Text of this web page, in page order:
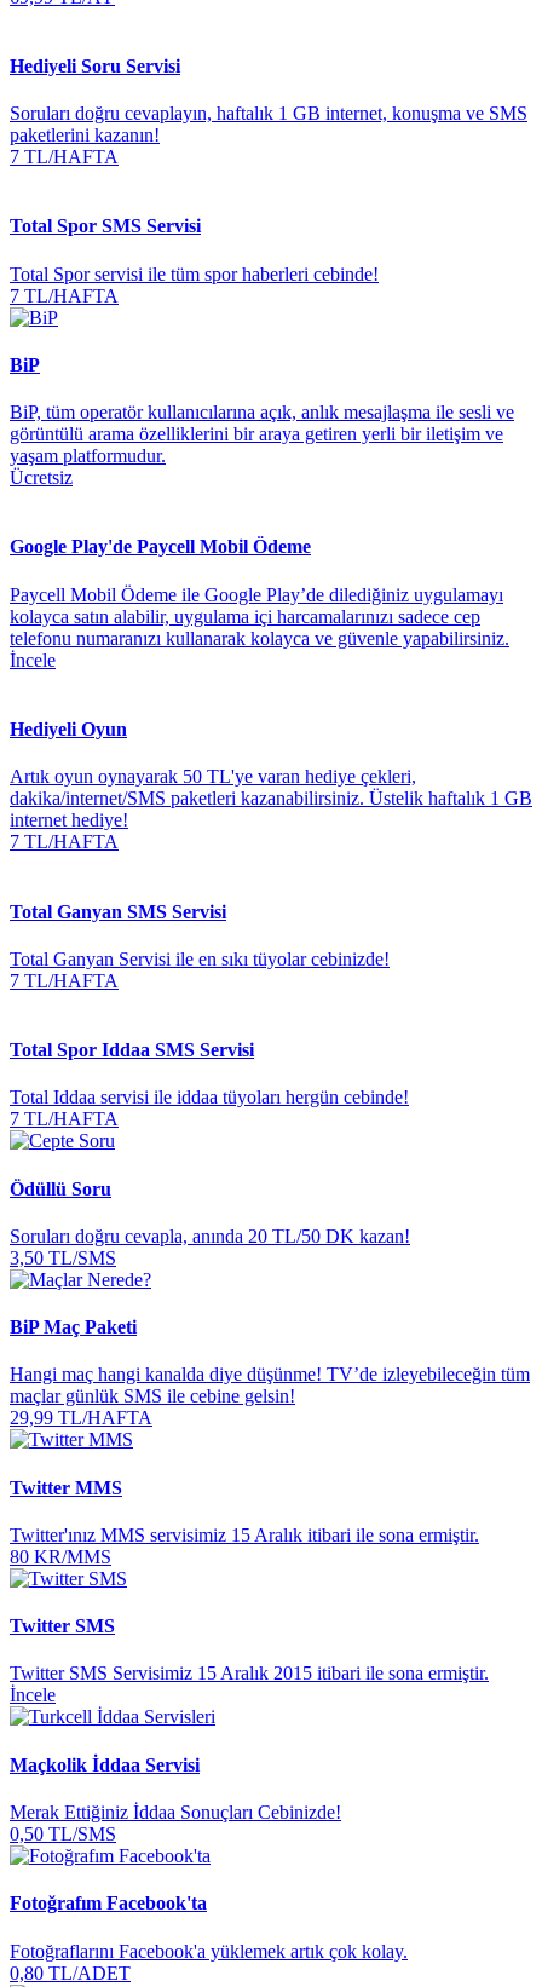
Hediyeli Soru Servisi
Soruları doğru cevaplayın, haftalık 1 GB internet, konuşma ve SMS
paketlerini kazanın!
7 TL/HAFTA
Total Spor SMS Servisi
Total Spor servisi ile tüm spor haberleri cebinde!
7 TL/HAFTA
BiP
BiP, tüm operatör kullanıcılarına açık, anlık mesajlaşma ile sesli ve
görüntülü arama özelliklerini bir araya getiren yerli bir iletişim ve
yaşam platformudur.
Ücretsiz
Google Play'de Paycell Mobil Ödeme
Paycell Mobil Ödeme ile Google Play’de dilediğiniz uygulamayı
kolayca satın alabilir, uygulama içi harcamalarınızı sadece cep
telefonu numaranızı kullanarak kolayca ve güvenle yapabilirsiniz.
İncele
Hediyeli Oyun
Artık oyun oynayarak 50 TL'ye varan hediye çekleri,
dakika/internet/SMS paketleri kazanabilirsiniz. Üstelik haftalık 1 GB
internet hediye!
7 TL/HAFTA
Total Ganyan SMS Servisi
Total Ganyan Servisi ile en sıkı tüyolar cebinizde!
7 TL/HAFTA
Total Spor Iddaa SMS Servisi
Total Iddaa servisi ile iddaa tüyoları hergün cebinde!
7 TL/HAFTA
Ödüllü Soru
Soruları doğru cevapla, anında 20 TL/50 DK kazan!
3,50 TL/SMS
BiP Maç Paketi
Hangi maç hangi kanalda diye düşünme! TV’de izleyebileceğin tüm
maçlar günlük SMS ile cebine gelsin!
29,99 TL/HAFTA
Twitter MMS
Twitter'ınız MMS servisimiz 15 Aralık itibari ile sona ermiştir.
80 KR/MMS
Twitter SMS
Twitter SMS Servisimiz 15 Aralık 2015 itibari ile sona ermiştir.
İncele
Maçkolik İddaa Servisi
Merak Ettiğiniz İddaa Sonuçları Cebinizde!
0,50 TL/SMS
Fotoğrafım Facebook'ta
Fotoğraflarını Facebook'a yüklemek artık çok kolay.
0,80 TL/ADET